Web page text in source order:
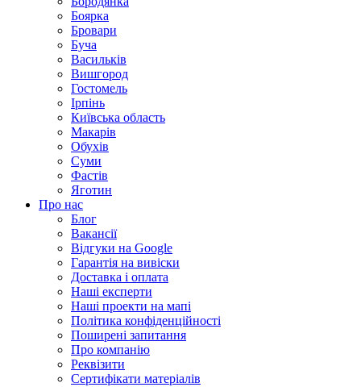
Боярка
Бровари
Буча
Васильків
Вишгород
Гостомель
Ірпінь
Київська область
Макарів
Обухів
Суми
Фастів
Яготин
Про нас
Блог
Вакансії
Відгуки на Google
Гарантія на вивіски
Доставка і оплата
Наші експерти
Наші проекти на мапі
Політика конфіденційності
Поширені запитання
Про компанію
Реквізити
Сертифікати матеріалів